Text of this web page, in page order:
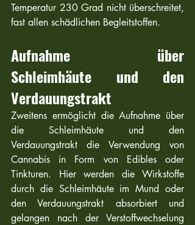
Temperatur 230 Grad nicht überschreitet,
fast allen schädlichen Begleitstoffen.
Aufnahme über
Schleimhäute und den
Verdauungstrakt
Zweitens ermöglicht die Aufnahme über
die Schleimhäute und den
Verdauungstrakt die Verwendung von
Cannabis in Form von Edibles oder
Tinkturen. Hier werden die Wirkstoffe
durch die Schleimhäute im Mund oder
den Verdauungstrakt absorbiert und
gelangen nach der Verstoffwechselung